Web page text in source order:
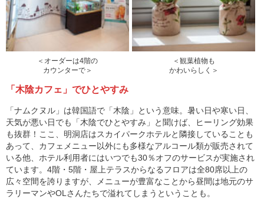
＜オーダーは4階の
カウンターで＞
＜観葉植物も
かわいらしく＞
「木陰カフェ」でひとやすみ
「ナムクヌル」は韓国語で「木陰」という意味。暑い日や寒い日、
天気が悪い日でも「木陰でひとやすみ」と聞けば、ヒーリング効果
も抜群！ここ、明洞店はスカイパークホテルと隣接していることも
あって、カフェメニュー以外にも多様なアルコール類が販売されて
いる他、ホテル利用者にはいつでも30％オフのサービスが実施され
ています。4階・5階・屋上テラスからなるフロアは全80席以上の
広々空間を誇りますが、メニューが豊富なことから昼間は地元のサ
ラリーマンやOLさんたちで溢れてしまうということも。